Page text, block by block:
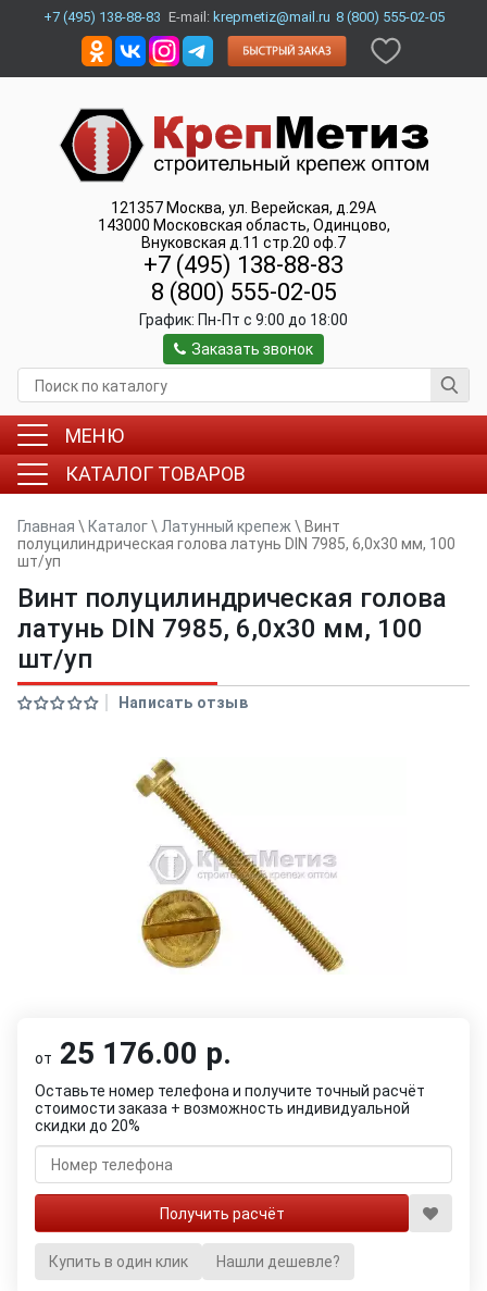
+7 (495) 138-88-83 E-mail: krepmetiz@mail.ru 8 (800) 555-02-05
121357 Москва, ул. Верейская, д.29А
143000 Московская область, Одинцово,
Внуковская д.11 стр.20 оф.7
+7 (495) 138-88-83
8 (800) 555-02-05
График: Пн-Пт c 9:00 до 18:00
Заказать звонок
МЕНЮ
КАТАЛОГ ТОВАРОВ
Главная \ Каталог\ Латунный крепеж \ Винт
полуцилиндрическая голова латунь DIN 7985, 6,0х30 мм, 100
шт/уп
Винт полуцилиндрическая голова
латунь DIN 7985, 6,0х30 мм, 100
шт/уп
Написать отзыв
от 25 176.00 р.
Оставьте номер телефона и получите точный расчёт
стоимости заказа + возможность индивидуальной
скидки до 20%
Купить в один клик Нашли дешевле?